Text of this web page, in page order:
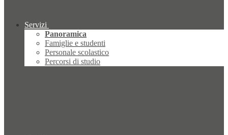
Servizi
Panoramica
Famiglie e studenti
Personale scolastico
Percorsi di studio